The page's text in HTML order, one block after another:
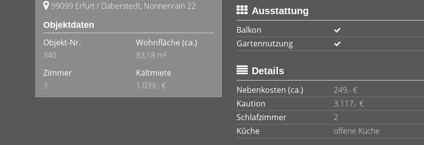
99099 Erfurt / Daberstedt, Nonnenrain 22
Objektdaten
Objekt-Nr.
340
Wohnfläche (ca.)
83,18 m²
Zimmer
3
Kaltmiete
1.039,- €
Ausstattung
Balkon
Gartennutzung
Details
Nebenkosten (ca.)
249,- €
Kaution
3.117,- €
Schlafzimmer
2
Küche
offene Küche